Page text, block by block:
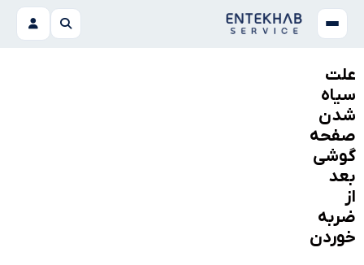
علت
سیاه
شدن
صفحه
گوشی
بعد
از
ضربه
خوردن